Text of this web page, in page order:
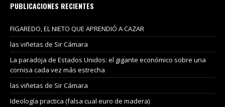
PUBLICACIONES RECIENTES
FIGAREDO, EL NIETO QUE APRENDIÓ A CAZAR
las viñetas de Sir Cámara
La paradoja de Estados Unidos: el gigante económico sobre una
cornisa cada vez más estrecha
las viñetas de Sir Cámara
Ideología practica (falsa cual euro de madera)